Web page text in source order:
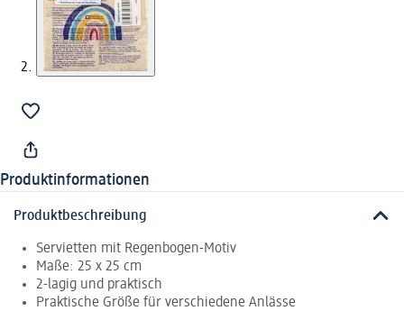
Produktinformationen
Produktbeschreibung
Servietten mit Regenbogen-Motiv
Maße: 25 x 25 cm
2-lagig und praktisch
Praktische Größe für verschiedene Anlässe